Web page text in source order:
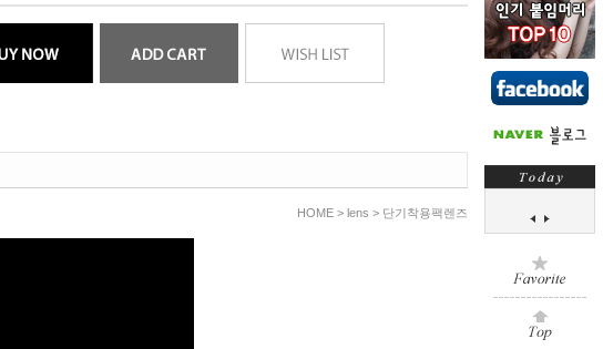
HOME > lens > 단기착용팩렌즈